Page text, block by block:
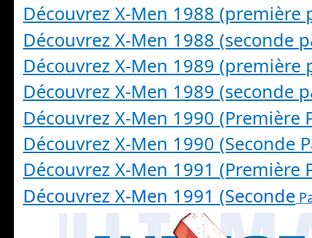
Découvrez X-Men 1988 (première
Découvrez X-Men 1988 (seconde
Découvrez X-Men 1989 (première
Découvrez X-Men 1989 (seconde
Découvrez X-Men 1990 (Première
Découvrez X-Men 1990 (Seconde
Découvrez X-Men 1991 (Première
Découvrez X-Men 1991 (Seconde